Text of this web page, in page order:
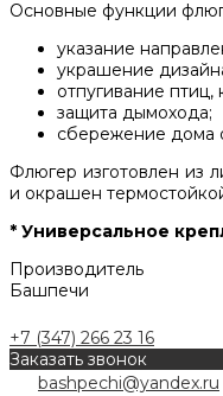
Основные функции
указание
украшение
отпугивание птиц,
защита дымохода;
сбережение дома
Флюгер изготовлен из
и окрашен
* Универсальное
Производитель
Башпечи
+7 (347) 266 23 16
Заказать звонок
bashpechi@yandex.ru